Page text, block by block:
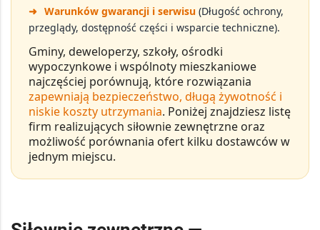
➜ Warunków gwarancji i serwisu (Długość ochrony,
przeglądy, dostępność części i wsparcie techniczne).
Gminy, deweloperzy, szkoły, ośrodki
wypoczynkowe i wspólnoty mieszkaniowe
najczęściej porównują, które rozwiązania
zapewniają bezpieczeństwo, długą żywotność i
niskie koszty utrzymania. Poniżej znajdziesz listę
firm realizujących siłownie zewnętrzne oraz
możliwość porównania ofert kilku dostawców w
jednym miejscu.